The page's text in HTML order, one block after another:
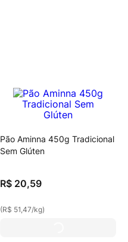
Pão Aminna 450g Tradicional
Sem Glúten
R$ 20,59
(R$ 51,47/kg)